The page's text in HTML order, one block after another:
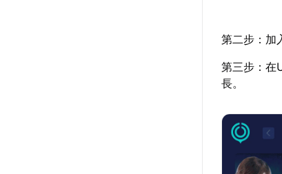
第二步：加
第三步：在
長。